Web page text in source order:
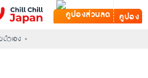
คูปอง
วเอง